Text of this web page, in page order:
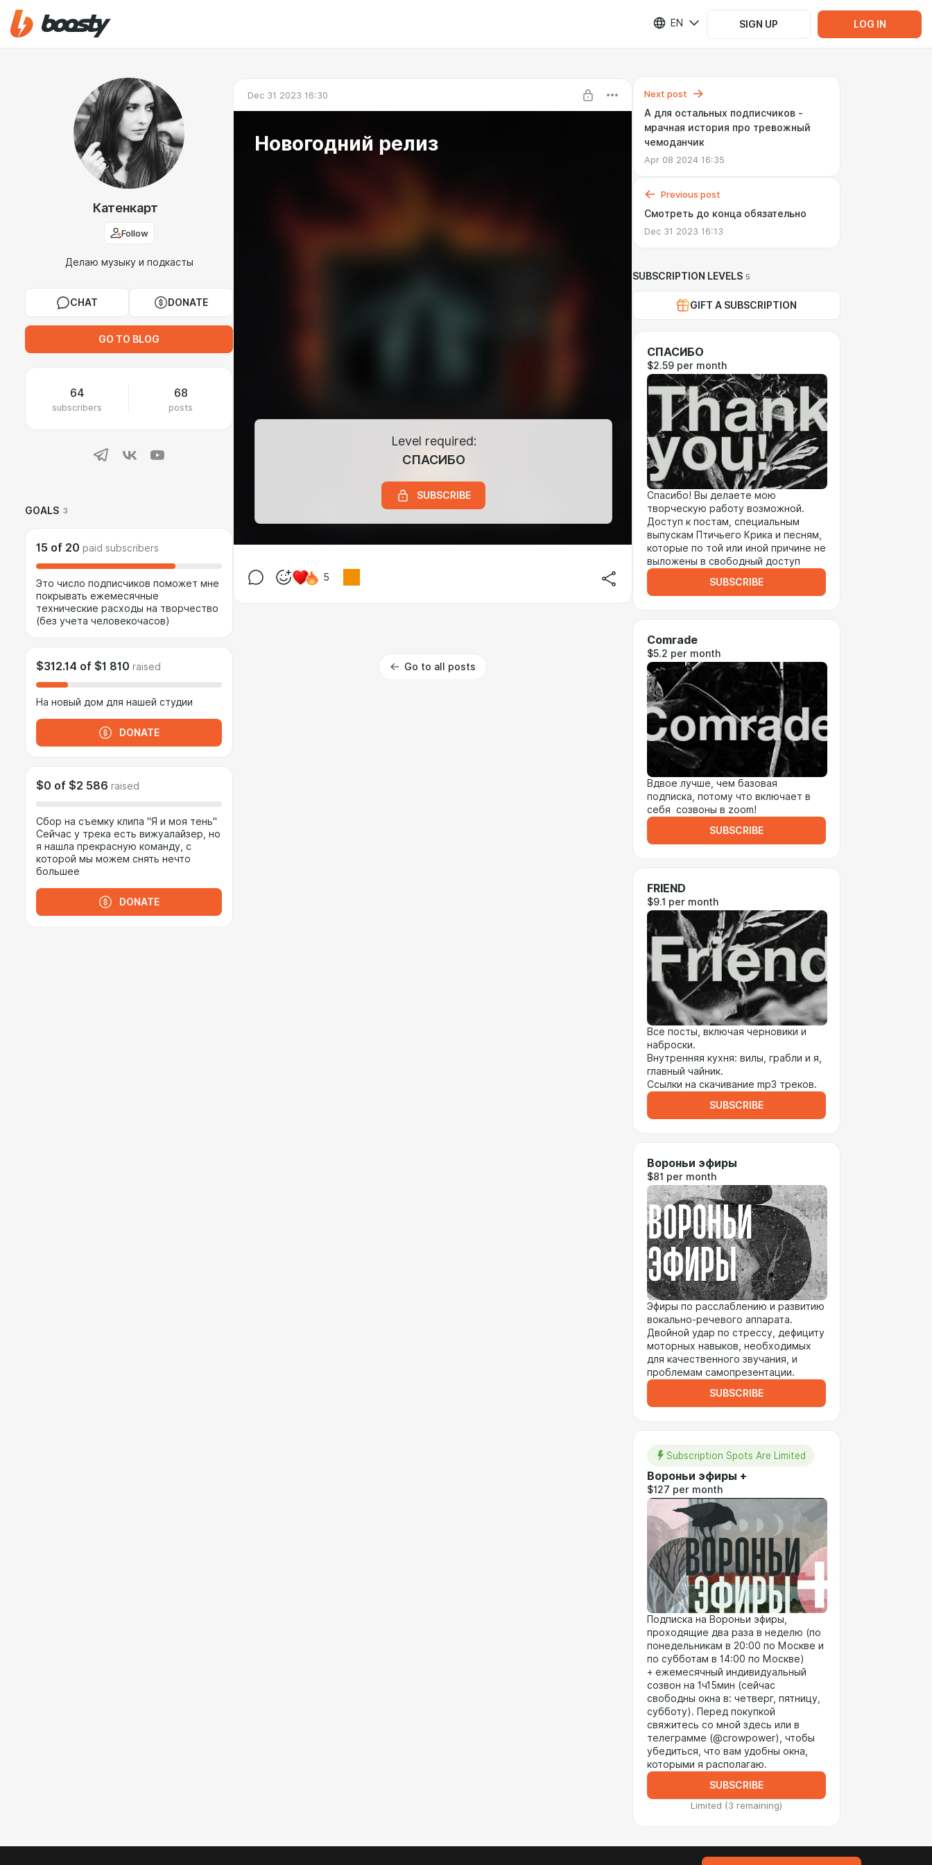
EN SIGN UP LOG IN
Катенкарт
Follow
Делаю музыку и подкасты
CHAT DONATE
GO TO BLOG
64
subscribers
68
posts
GOALS 3
15 of 20 paid subscribers
Это число подписчиков поможет мне
покрывать ежемесячные
технические расходы на творчество
(без учета человекочасов)
$312.14 of $1 810 raised
На новый дом для нашей студии
DONATE
$0 of $2 586 raised
Сбор на съемку клипа "Я и моя тень"
Сейчас у трека есть вижуалайзер, но
я нашла прекрасную команду, с
которой мы можем снять нечто
большее
DONATE
Dec 31 2023 16:30
Новогодний релиз
Level required:
СПАСИБО
SUBSCRIBE
5
Go to all posts
Next post
А для остальных подписчиков -
мрачная история про тревожный
чемоданчик
Apr 08 2024 16:35
Previous post
Смотреть до конца обязательно
Dec 31 2023 16:13
SUBSCRIPTION LEVELS 5
GIFT A SUBSCRIPTION
СПАСИБО
$2.59 per month
Спасибо! Вы делаете мою
творческую работу возможной.
Доступ к постам, специальным
выпускам Птичьего Крика и песням,
которые по той или иной причине не
выложены в свободный доступ
SUBSCRIBE
Comrade
$5.2 per month
Вдвое лучше, чем базовая
подписка, потому что включает в
себя созвоны в zoom!
SUBSCRIBE
FRIEND
$9.1 per month
Все посты, включая черновики и
наброски.
Внутренняя кухня: вилы, грабли и я,
главный чайник.
Ссылки на скачивание mp3 треков.
SUBSCRIBE
Вороньи эфиры
$81 per month
Эфиры по расслаблению и развитию
вокально-речевого аппарата.
Двойной удар по стрессу, дефициту
моторных навыков, необходимых
для качественного звучания, и
проблемам самопрезентации.
SUBSCRIBE
Subscription Spots Are Limited
Вороньи эфиры +
$127 per month
Подписка на Вороньи эфиры,
проходящие два раза в неделю (по
понедельникам в 20:00 по Москве и
по субботам в 14:00 по Москве)
+ ежемесячный индивидуальный
созвон на 1ч15мин (сейчас
свободны окна в: четверг, пятницу,
субботу). Перед покупкой
свяжитесь со мной здесь или в
телеграмме (@crowpower), чтобы
убедиться, что вам удобны окна,
которыми я располагаю.
SUBSCRIBE
Limited (3 remaining)